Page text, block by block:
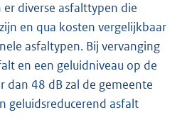
diverse asfalttypen die
en qua kosten vergelijkbaar
asfaltypen. Bij vervanging
en een geluidniveau op de
dan 48 dB zal de gemeente
geluidsreducerend asfalt